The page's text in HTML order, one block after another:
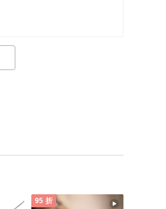
95 折